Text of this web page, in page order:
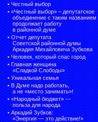
• Честный выбор
• «Честный выбор» – депутатское
объединение с таким названием
продолжает работу
в районной думе
• Отчет депутата
Советской районной думы
Аркадия Михайловича Зубкова
• Человек, который спас город
• Главная женщина
«Сладкой Слободы»
• Уникальная семья
• В Думе надо работать,
а не «место занимать»!
• «Народный бюджет» —
польза для народа
• Аркадий Зубков:
«Энергия — это действие!»